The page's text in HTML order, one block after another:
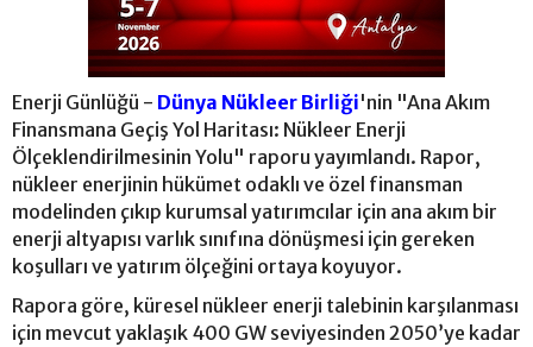
Enerji Günlüğü - Dünya Nükleer Birliği'nin "Ana Akım
Finansmana Geçiş Yol Haritası: Nükleer Enerji
Ölçeklendirilmesinin Yolu" raporu yayımlandı. Rapor,
nükleer enerjinin hükümet odaklı ve özel finansman
modelinden çıkıp kurumsal yatırımcılar için ana akım bir
enerji altyapısı varlık sınıfına dönüşmesi için gereken
koşulları ve yatırım ölçeğini ortaya koyuyor.
Rapora göre, küresel nükleer enerji talebinin karşılanması
için mevcut yaklaşık 400 GW seviyesinden 2050’ye kadar